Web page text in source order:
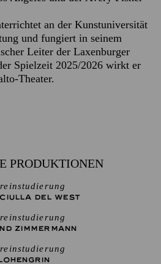
an der Kunstuniversität
und fungiert in seinem
Leiter der Laxenburger
Spielzeit 2025/2026 wirkt er
Theater.
PRODUKTIONEN
DEL WEST
ZIMMERMANN